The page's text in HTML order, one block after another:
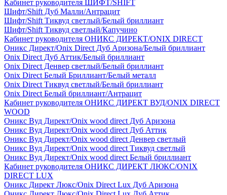
Кабинет руководителя ШИФТ/SHIFT
Шифт/Shift Дуб Малли/Антрацит
Шифт/Shift Тиквуд светлый/Белый бриллиант
Шифт/Shift Тиквуд светлый/Капучино
Кабинет руководителя ОНИКС ДИРЕКТ/ONIX DIRECT
Оникс Директ/Onix Direct Дуб Аризона/Белый бриллиант
Onix Direct Дуб Аттик/Белый бриллиант
Onix Direct Денвер светлый/Белый бриллиант
Onix Direct Белый Бриллиант/Белый металл
Onix Direct Тиквуд светлый/Белый бриллиант
Onix Direct Белый бриллиант/Антрацит
Кабинет руководителя ОНИКС ДИРЕКТ ВУД/ONIX DIRECT
WOOD
Оникс Вуд Директ/Onix wood direct Дуб Аризона
Оникс Вуд Директ/Onix wood direct Дуб Аттик
Оникс Вуд Директ/Onix wood direct Денвер светлый
Оникс Вуд Директ/Onix wood direct Тиквуд светлый
Оникс Вуд Директ/Onix wood direct Белый бриллиант
Кабинет руководителя ОНИКС ДИРЕКТ ЛЮКС/ONIX
DIRECT LUX
Оникс Директ Люкс/Onix Direct Lux Дуб Аризона